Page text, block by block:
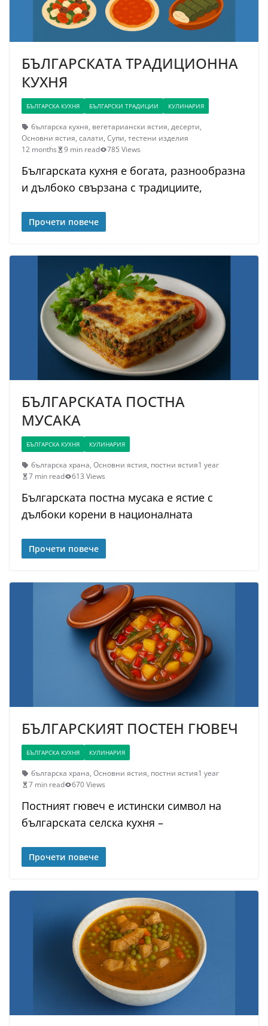
БЪЛГАРСКАТА ТРАДИЦИОННА
КУХНЯ
БЪЛГАРСКА КУХНЯ БЪЛГАРСКИ ТРАДИЦИИ КУЛИНАРИЯ
българска кухня, вегетариански ястия, десерти,
Основни ястия, салати, Супи, тестени изделия
12 months
9 min read 785 Views
Българската кухня е богата, разнообразна
и дълбоко свързана с традициите,
Прочети повече
БЪЛГАРСКАТА ПОСТНА
МУСАКА
БЪЛГАРСКА КУХНЯ КУЛИНАРИЯ
българска храна, Основни ястия, постни ястия1 year
7 min read
613 Views
Българската постна мусака е ястие с
дълбоки корени в националната
Прочети повече
БЪЛГАРСКИЯТ ПОСТЕН ГЮВЕЧ
БЪЛГАРСКА КУХНЯ КУЛИНАРИЯ
българска храна, Основни ястия, постни ястия1 year
7 min read
670 Views
Постният гювеч е истински символ на
българската селска кухня –
Прочети повече